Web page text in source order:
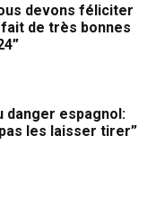
devons féliciter
de très bonnes
danger espagnol:
les laisser tirer”